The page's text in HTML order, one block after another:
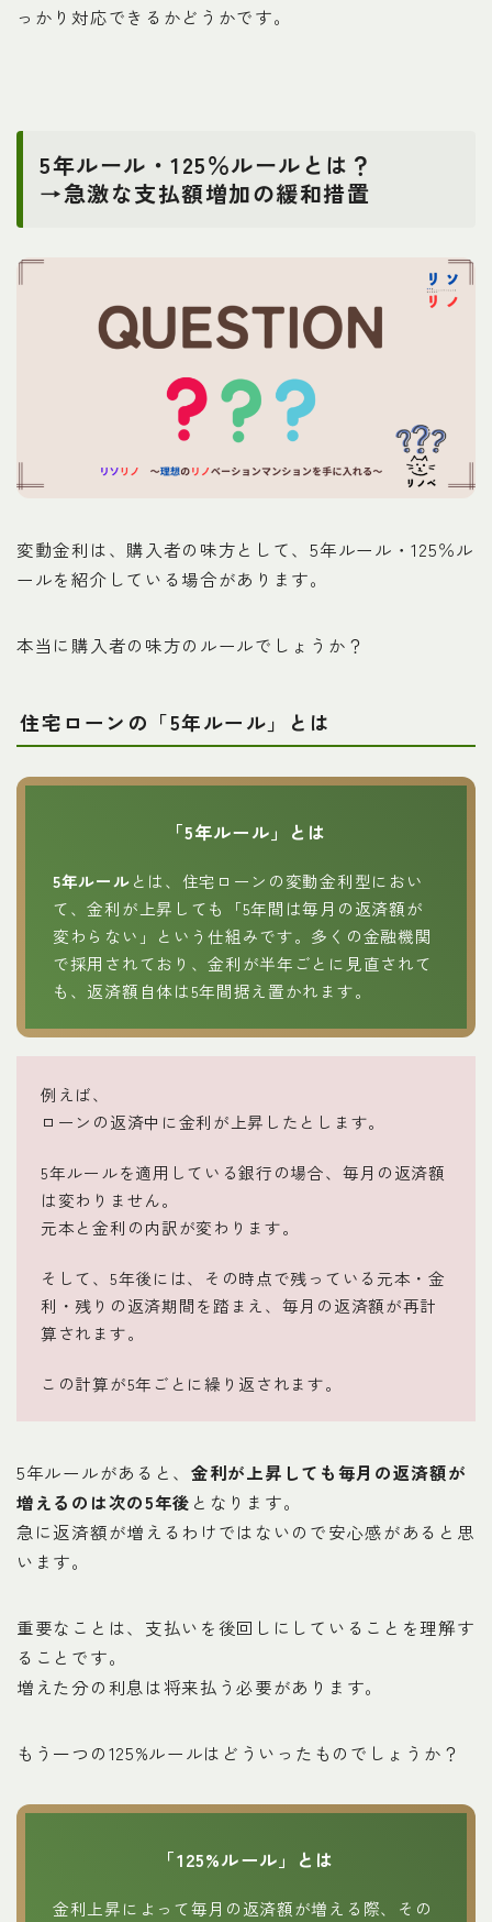
っかり対応できるかどうかです。
5年ルール・125％ルールとは？
→急激な支払額増加の緩和措置
変動金利は、購入者の味方として、5年ルール・125％ル
ールを紹介している場合があります。
本当に購入者の味方のルールでしょうか？
住宅ローンの「5年ルール」とは
「5年ルール」とは
5年ルールとは、住宅ローンの変動金利型におい
て、金利が上昇しても「5年間は毎月の返済額が
変わらない」という仕組みです。多くの金融機関
で採用されており、金利が半年ごとに見直されて
も、返済額自体は5年間据え置かれます。
例えば、
ローンの返済中に金利が上昇したとします。
5年ルールを適用している銀行の場合、毎月の返済額
は変わりません。
元本と金利の内訳が変わります。
そして、5年後には、その時点で残っている元本・金
利・残りの返済期間を踏まえ、毎月の返済額が再計
算されます。
この計算が5年ごとに繰り返されます。
5年ルールがあると、 金利が上昇しても毎月の返済額が
増えるのは次の5年後 となります。
急に返済額が増えるわけではないので安心感があると思
います。
重要なことは、支払いを後回しにしていることを理解す
ることです。
増えた分の利息は将来払う必要があります。
もう一つの125%ルールはどういったものでしょうか？
「125%ルール」とは
金利上昇によって毎月の返済額が増える際、その